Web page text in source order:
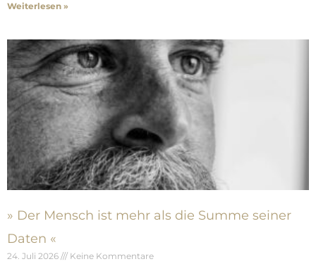
Weiterlesen »
» Der Mensch ist mehr als die Summe seiner
Daten «
24. Juli 2026 Keine Kommentare